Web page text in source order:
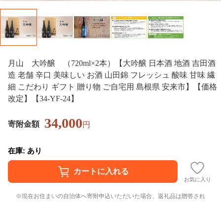
月山 大吟醸 （720ml×2本）【大吟醸 日本酒 地酒 吉田酒
造 老舗 辛口 美味しい お酒 山田錦 フレッシュ 酸味 甘味 繊
細 こだわり ギフト 贈り物 ご自宅用 島根県 安来市】【価格
改定】【34-YF-24】
寄附金額 34,000円
在庫: あり
お気に入り
現在お住まいの自治体へ寄附申込いただいた場合、返礼品は贈答され